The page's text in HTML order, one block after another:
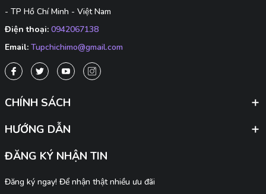
- TP Hồ Chí Minh - Việt Nam
Điện thoại: 0942067138
Email: Tupchichimo@gmail.com
CHÍNH SÁCH
HƯỚNG DẪN
ĐĂNG KÝ NHẬN TIN
Đăng ký ngay! Để nhận thật nhiều ưu đãi